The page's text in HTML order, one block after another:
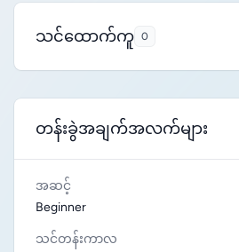
သင်ထောက်ကူ 0
တန်းခွဲအချက်အလက်များ
အဆင့်
Beginner
သင်တန်းကာလ